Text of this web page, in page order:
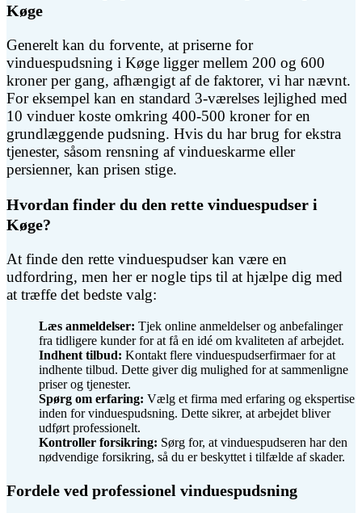
Køge
Generelt kan du forvente, at priserne for
vinduespudsning i Køge ligger mellem 200 og 600
kroner per gang, afhængigt af de faktorer, vi har nævnt.
For eksempel kan en standard 3-værelses lejlighed med
10 vinduer koste omkring 400-500 kroner for en
grundlæggende pudsning. Hvis du har brug for ekstra
tjenester, såsom rensning af vindueskarme eller
persienner, kan prisen stige.
Hvordan finder du den rette vinduespudser i
Køge?
At finde den rette vinduespudser kan være en
udfordring, men her er nogle tips til at hjælpe dig med
at træffe det bedste valg:
Læs anmeldelser: Tjek online anmeldelser og anbefalinger
fra tidligere kunder for at få en idé om kvaliteten af arbejdet.
Indhent tilbud: Kontakt flere vinduespudserfirmaer for at
indhente tilbud. Dette giver dig mulighed for at sammenligne
priser og tjenester.
Spørg om erfaring: Vælg et firma med erfaring og ekspertise
inden for vinduespudsning. Dette sikrer, at arbejdet bliver
udført professionelt.
Kontroller forsikring: Sørg for, at vinduespudseren har den
nødvendige forsikring, så du er beskyttet i tilfælde af skader.
Fordele ved professionel vinduespudsning